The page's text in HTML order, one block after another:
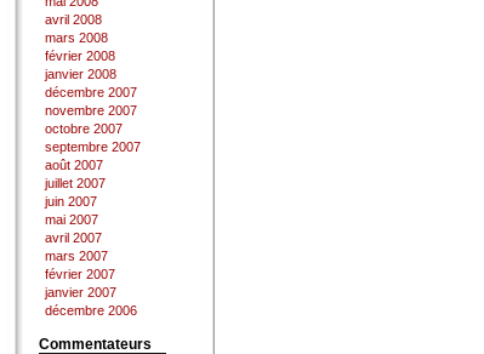
avril 2008
mars 2008
février 2008
janvier 2008
décembre 2007
novembre 2007
octobre 2007
septembre 2007
août 2007
juillet 2007
juin 2007
mai 2007
avril 2007
mars 2007
février 2007
janvier 2007
décembre 2006
Commentateurs